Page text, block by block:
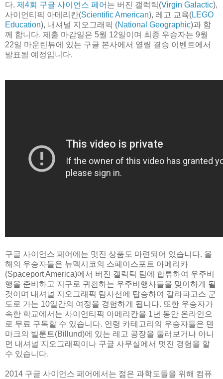
다. 제4회 구글 사이언스 페어 는 버진 갤럭틱(Virgin Galactic),
사이언티픽 아메리칸(Scientific American), 레고 교육(LEGO
Education), 내셔널 지오그래픽 (National Geographic)과 함
께 합니다. 제출 마감일은 5월 12일이며 최종 우승자는 9월
22일 마운틴뷰에 있는 구글 본사에서 열릴 결승 이벤트에서
발표될 예정입니다.
구글 사이언스 페어에는 멋진 상품도 마련되어 있습니다. 올
해의 우승자들은 뉴멕시코의 스페이스포트 아메리카
(Spaceport America)에서 버진 갤럭틱 팀에 합류하여 우주비
행을 준비하고 지구로 귀환하는 우주비행사들을 맞이하게 될
것이며 내셔널 지오그래픽 탐사선에 탑승하여 갈라파고스 군
도로 가는 10일간의 여정을 경험하게 됩니다. 또한 우승자가
속한 학교에서는 사이언티픽 아메리칸을 1년 동안 온라인으
로 무료 구독할 수 있습니다. 연령 카테고리의 우승자들은 덴
마크의 빌룬트(Billund)에 있는 레고 공장을 둘러보거나 아니
면 내셔널 지오그래픽이나 구글 사무실에서 멋진 경험을 할
수 있습니다.
2014 구글 사이언스 페어에서는 젊은 과학도들을 위해 컴퓨